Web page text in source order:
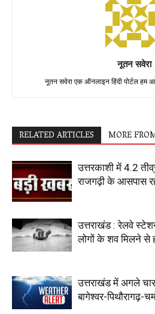
नूतन सवेरा
नूतन सवेरा एक ऑनलाइन हिंदी पोर्टल हम
RELATED ARTICLES MORE
उत्तरकाशी में 4.2
राजगढ़ी के आसपास
उत्तराखंड : रेलवे
लोगों के शव मिलने से
उत्तराखंड में अगले चार
बागेश्वर-पिथौरागढ़-